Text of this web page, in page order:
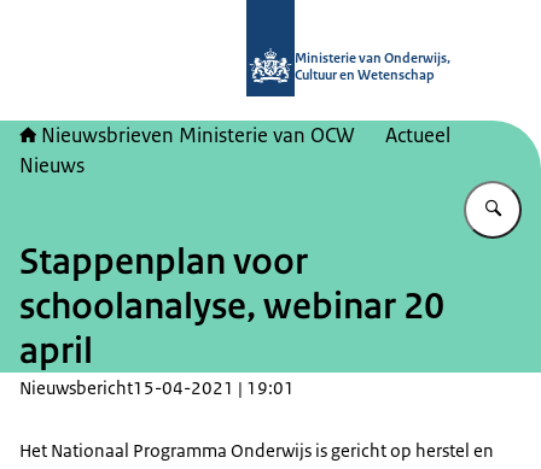
Ministerie van Onderwijs,
Cultuur en Wetenschap
Nieuwsbrieven Ministerie van OCW
Actueel
Nieuws
Stappenplan voor
schoolanalyse, webinar 20
april
Nieuwsbericht15-04-2021 | 19:01
Het Nationaal Programma Onderwijs is gericht op herstel en